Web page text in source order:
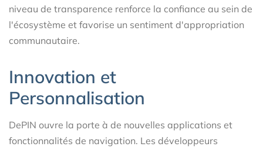
niveau de transparence renforce la confiance au sein de
l'écosystème et favorise un sentiment d'appropriation
communautaire.
Innovation et
Personnalisation
DePIN ouvre la porte à de nouvelles applications et
fonctionnalités de navigation. Les développeurs